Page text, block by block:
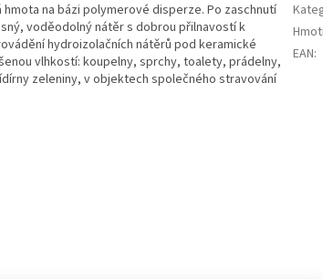
na bázi polymerové disperze. Po zaschnutí
voděodolný nátěr s dobrou přilnavostí k
hydroizolačních nátěrů pod keramické
vlhkostí: koupelny, sprchy, toalety, prádelny,
zeleniny, v objektech společného stravování
EAN: